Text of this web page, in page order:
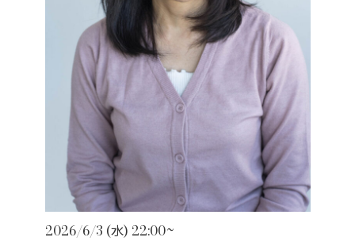
2026/6/3 (水) 22:00~